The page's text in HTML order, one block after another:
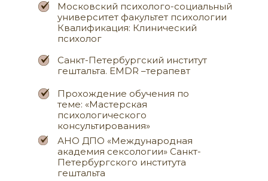
АНО ДПО «‎Международная
академия сексологии» Санкт-
Петербургского института
гештальта
Прохождение обучения по
теме: «Мастерская
психологического
консультирования»
Санкт-Петербургский институт
гештальта. EMDR –терапевт
Московский психолого-социальный
университет факультет психологии
Квалификация: Клинический
психолог